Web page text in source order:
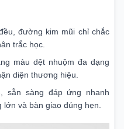
đường kim mũi chỉ chắc
trắc học.
màu dệt nhuộm đa dạng
diện thương hiệu.
sẵn sàng đáp ứng nhanh
và bàn giao đúng hẹn.